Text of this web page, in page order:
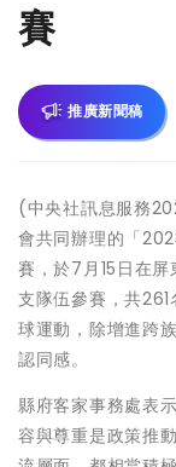
賽
推廣新聞稿
(中央社訊息服務
會共同辦理的「
賽，於7月15日在
支隊伍參賽，共
球運動，除增進跨
認同感。
縣府客家事務處表
容與尊重是政策推